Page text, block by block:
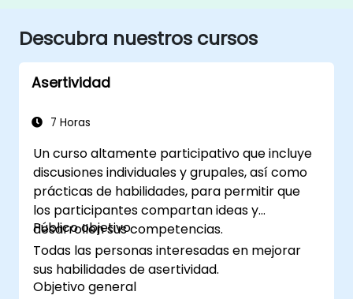
Descubra nuestros cursos
Asertividad
7 Horas
Un curso altamente participativo que incluye
discusiones individuales y grupales, así como
prácticas de habilidades, para permitir que
los participantes compartan ideas y
desarrollen sus competencias.
Público objetivo
Todas las personas interesadas en mejorar
sus habilidades de asertividad.
Objetivo general